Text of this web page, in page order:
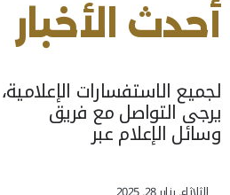
أحدث الأخبار
لجميع الاستفسارات الإعلامية،
يرجى التواصل مع فريق
وسائل الإعلام عبر